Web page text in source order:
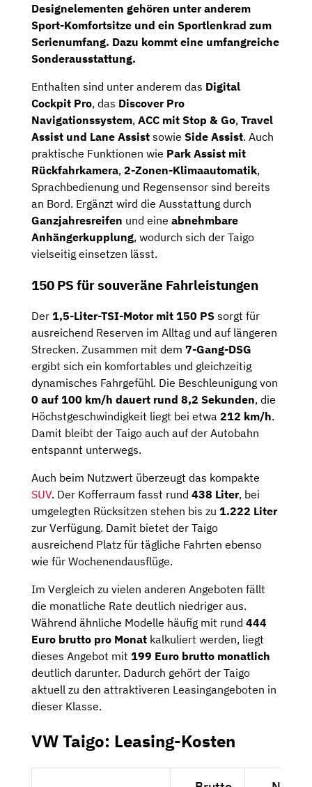
Designelementen gehören unter anderem
Sport-Komfortsitze und ein Sportlenkrad zum
Serienumfang. Dazu kommt eine umfangreiche
Sonderausstattung.
Enthalten sind unter anderem das Digital
Cockpit Pro, das Discover Pro
Navigationssystem, ACC mit Stop & Go, Travel
Assist und Lane Assist sowie Side Assist. Auch
praktische Funktionen wie Park Assist mit
Rückfahrkamera, 2-Zonen-Klimaautomatik,
Sprachbedienung und Regensensor sind bereits
an Bord. Ergänzt wird die Ausstattung durch
Ganzjahresreifen und eine abnehmbare
Anhängerkupplung, wodurch sich der Taigo
vielseitig einsetzen lässt.
150 PS für souveräne Fahrleistungen
Der 1,5-Liter-TSI-Motor mit 150 PS sorgt für
ausreichend Reserven im Alltag und auf längeren
Strecken. Zusammen mit dem 7-Gang-DSG
ergibt sich ein komfortables und gleichzeitig
dynamisches Fahrgefühl. Die Beschleunigung von
0 auf 100 km/h dauert rund 8,2 Sekunden, die
Höchstgeschwindigkeit liegt bei etwa 212 km/h.
Damit bleibt der Taigo auch auf der Autobahn
entspannt unterwegs.
Auch beim Nutzwert überzeugt das kompakte
SUV. Der Kofferraum fasst rund 438 Liter, bei
umgelegten Rücksitzen stehen bis zu 1.222 Liter
zur Verfügung. Damit bietet der Taigo
ausreichend Platz für tägliche Fahrten ebenso
wie für Wochenendausflüge.
Im Vergleich zu vielen anderen Angeboten fällt
die monatliche Rate deutlich niedriger aus.
Während ähnliche Modelle häufig mit rund 444
Euro brutto pro Monat kalkuliert werden, liegt
dieses Angebot mit 199 Euro brutto monatlich
deutlich darunter. Dadurch gehört der Taigo
aktuell zu den attraktiveren Leasingangeboten in
dieser Klasse.
VW Taigo: Leasing-Kosten